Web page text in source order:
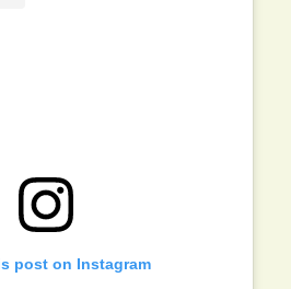
post on Instagram